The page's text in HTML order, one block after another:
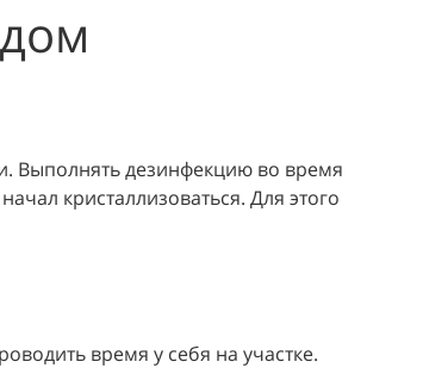
Выполнять дезинфекцию во время
кристаллизоваться. Для этого
время у себя на участке.